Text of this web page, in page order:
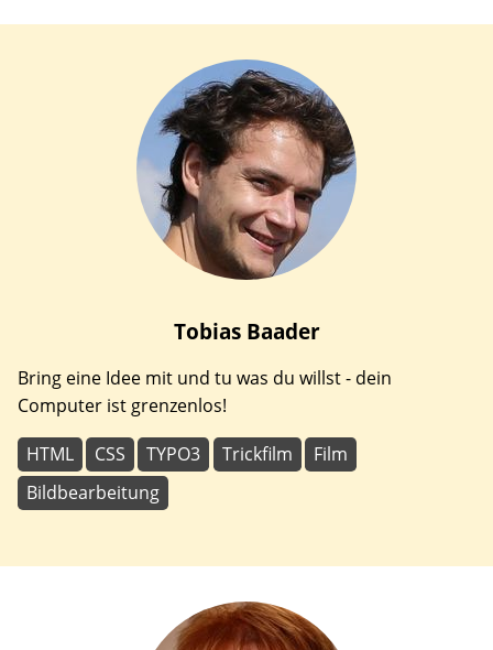
Tobias Baader
Bring eine Idee mit und tu was du willst - dein
Computer ist grenzenlos!
HTML CSS TYPO3 Trickfilm
Film
Bildbearbeitung